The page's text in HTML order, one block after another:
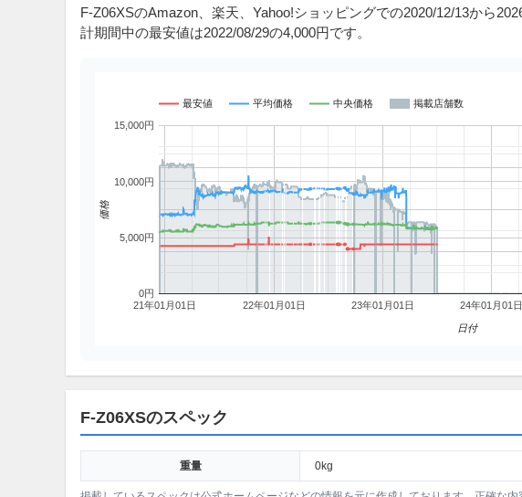
F-Z06XSのAmazon、楽天、Yahoo!ショッピングでの2020/12/13から
計期間中の最安値は2022/08/29の4,000円です。
最安値 平均価格 中央価格 掲載店舗数
21年01月01日 22年01月01日 23年01月01日 24年01月01日
0円
5,000円
10,000円
15,000円
日付
価格
F-Z06XSのスペック
重量 0kg